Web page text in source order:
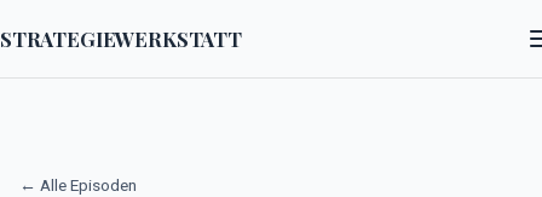
STRATEGIEWERKSTATT
← Alle Episoden